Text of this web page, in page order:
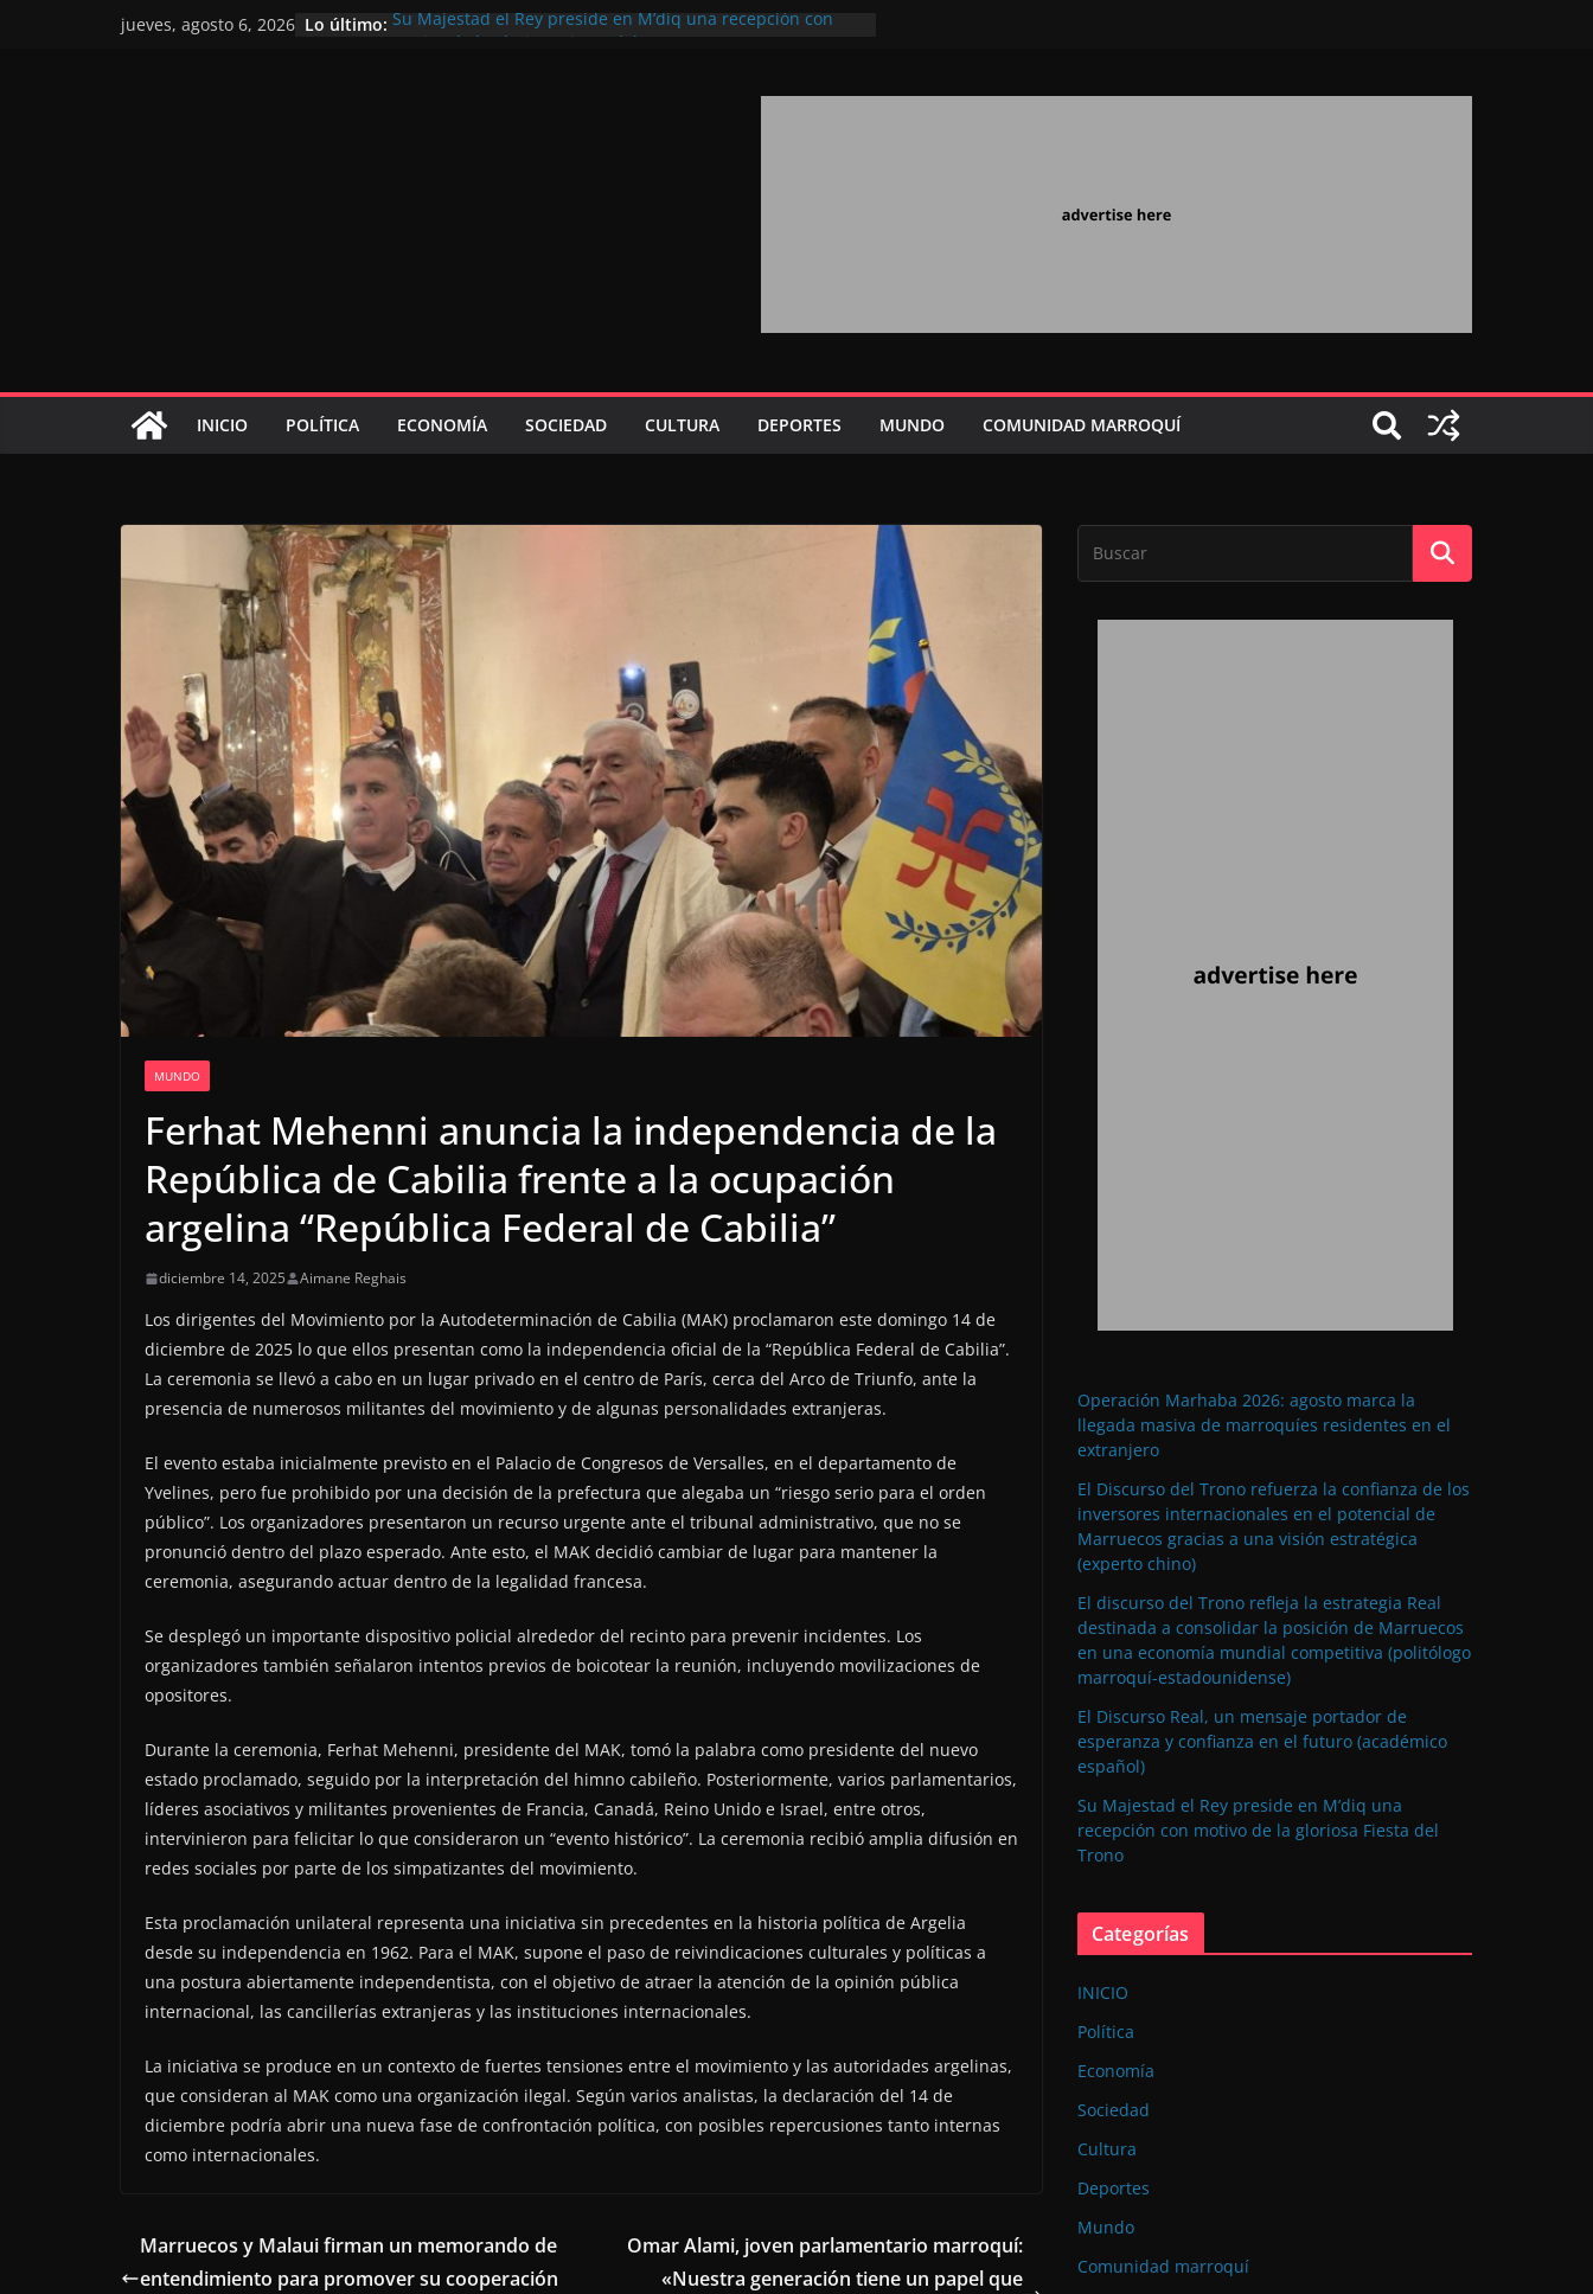
jueves, agosto 6, 2026 Lo último: Su Majestad el Rey preside en M’diq una recepción con
INICIO POLÍTICA ECONOMÍA SOCIEDAD CULTURA DEPORTES MUNDO COMUNIDAD MARROQUÍ
MUNDO
Ferhat Mehenni anuncia la independencia de la
República de Cabilia frente a la ocupación
argelina “República Federal de Cabilia”
diciembre 14, 2025 Aimane Reghais
Los dirigentes del Movimiento por la Autodeterminación de Cabilia (MAK) proclamaron este domingo 14 de
diciembre de 2025 lo que ellos presentan como la independencia oficial de la “República Federal de Cabilia”.
La ceremonia se llevó a cabo en un lugar privado en el centro de París, cerca del Arco de Triunfo, ante la
presencia de numerosos militantes del movimiento y de algunas personalidades extranjeras.
El evento estaba inicialmente previsto en el Palacio de Congresos de Versalles, en el departamento de
Yvelines, pero fue prohibido por una decisión de la prefectura que alegaba un “riesgo serio para el orden
público”. Los organizadores presentaron un recurso urgente ante el tribunal administrativo, que no se
pronunció dentro del plazo esperado. Ante esto, el MAK decidió cambiar de lugar para mantener la
ceremonia, asegurando actuar dentro de la legalidad francesa.
Se desplegó un importante dispositivo policial alrededor del recinto para prevenir incidentes. Los
organizadores también señalaron intentos previos de boicotear la reunión, incluyendo movilizaciones de
opositores.
Durante la ceremonia, Ferhat Mehenni, presidente del MAK, tomó la palabra como presidente del nuevo
estado proclamado, seguido por la interpretación del himno cabileño. Posteriormente, varios parlamentarios,
líderes asociativos y militantes provenientes de Francia, Canadá, Reino Unido e Israel, entre otros,
intervinieron para felicitar lo que consideraron un “evento histórico”. La ceremonia recibió amplia difusión en
redes sociales por parte de los simpatizantes del movimiento.
Esta proclamación unilateral representa una iniciativa sin precedentes en la historia política de Argelia
desde su independencia en 1962. Para el MAK, supone el paso de reivindicaciones culturales y políticas a
una postura abiertamente independentista, con el objetivo de atraer la atención de la opinión pública
internacional, las cancillerías extranjeras y las instituciones internacionales.
La iniciativa se produce en un contexto de fuertes tensiones entre el movimiento y las autoridades argelinas,
que consideran al MAK como una organización ilegal. Según varios analistas, la declaración del 14 de
diciembre podría abrir una nueva fase de confrontación política, con posibles repercusiones tanto internas
como internacionales.
Marruecos y Malaui firman un memorando de
entendimiento para promover su cooperación
Omar Alami, joven parlamentario marroquí:
«Nuestra generación tiene un papel que
Operación Marhaba 2026: agosto marca la
llegada masiva de marroquíes residentes en el
extranjero
El Discurso del Trono refuerza la confianza de los
inversores internacionales en el potencial de
Marruecos gracias a una visión estratégica
(experto chino)
El discurso del Trono refleja la estrategia Real
destinada a consolidar la posición de Marruecos
en una economía mundial competitiva (politólogo
marroquí-estadounidense)
El Discurso Real, un mensaje portador de
esperanza y confianza en el futuro (académico
español)
Su Majestad el Rey preside en M’diq una
recepción con motivo de la gloriosa Fiesta del
Trono
Categorías
INICIO
Política
Economía
Sociedad
Cultura
Deportes
Mundo
Comunidad marroquí